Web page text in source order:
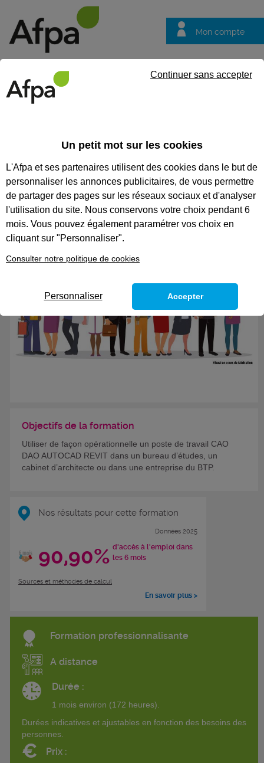
Mon compte
questions
CODES
CAO DAO AUTOCAD REVIT -
FORMATION À DISTANCE
Objectifs de la formation
Utiliser de façon opérationnelle un poste de travail CAO
DAO AUTOCAD REVIT dans un bureau d’études, un
cabinet d’architecte ou dans une entreprise du BTP.
Nos résultats pour cette formation
Données 2025
90,90% d'accès à l'emploi dans
les 6 mois
Sources et méthodes de calcul
En savoir plus >
Formation professionnalisante
A distance
Durée :
1 mois environ (172 heures).
Durées indicatives et ajustables en fonction des besoins des
personnes.
€ Prix :
Un petit mot sur les cookies
L'Afpa et ses partenaires utilisent des cookies dans le but de
personnaliser les annonces publicitaires, de vous permettre
de partager des pages sur les réseaux sociaux et d'analyser
l'utilisation du site. Nous conservons votre choix pendant 6
mois. Vous pouvez également paramétrer vos choix en
cliquant sur "Personnaliser".
Consulter notre politique de cookies
Continuer sans accepter
Personnaliser Accepter